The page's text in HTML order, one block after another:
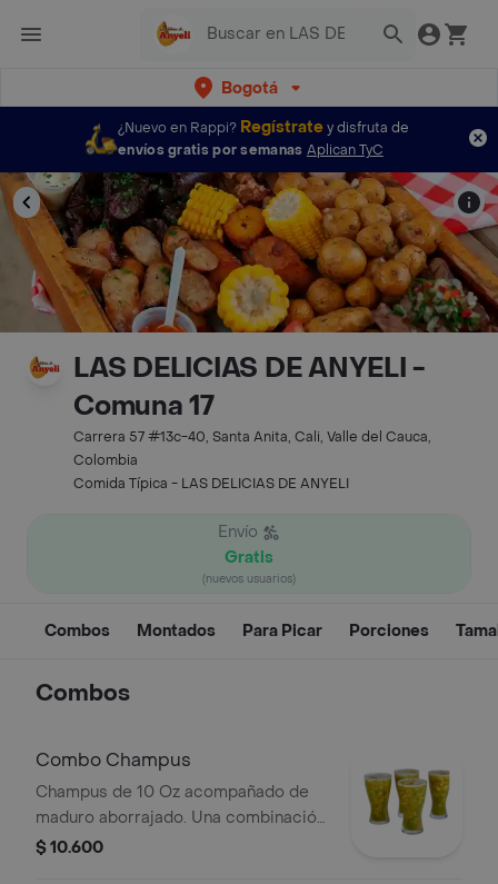
Bogotá
¿Nuevo en Rappi? Regístratey disfruta de
envíos gratis por semanas Aplican TyC
LAS DELICIAS DE ANYELI -
Comuna 17
Carrera 57 #13c-40, Santa Anita, Cali, Valle del Cauca,
Colombia
Comida Típica - LAS DELICIAS DE ANYELI
Envío
Gratis
(nuevos usuarios)
Combos Montados Para Picar Porciones
Combos
Combo Champus
Champus de 10 Oz acompañado de
maduro aborrajado. Una combinación
perfecta de bebida tradicional y
$ 10.600